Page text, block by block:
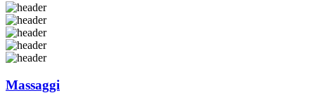
Massaggi